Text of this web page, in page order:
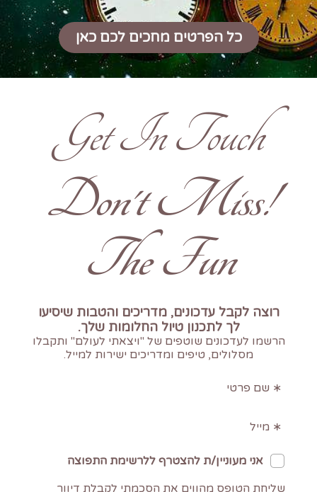
כל הפרטים מחכים לכם כאן
Get In Touch
!Don't Miss
The Fun